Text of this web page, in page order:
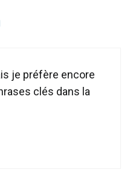
je préfère encore
clés dans la